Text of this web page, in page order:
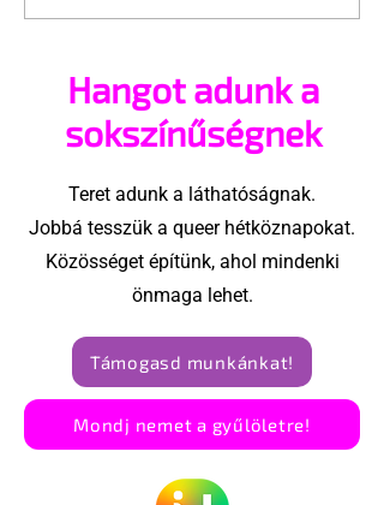
Bencze Gábor, a
alapítója
Hangot adunk a
sokszínűségnek
Teret adunk a láthatóságnak.
Jobbá tesszük a queer hétköznapokat.
Közösséget építünk, ahol mindenki
önmaga lehet.
Támogasd munkánkat!
Mondj nemet a gyűlöletre!